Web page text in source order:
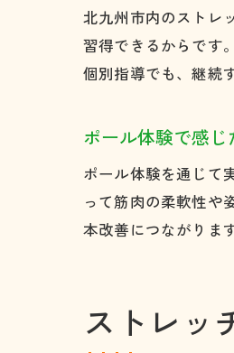
北九州市内のストレ
習得できるからです
個別指導でも、継続
ポール体験で感
ポール体験を通じて
って筋肉の柔軟性や
本改善につながりま
ストレッ